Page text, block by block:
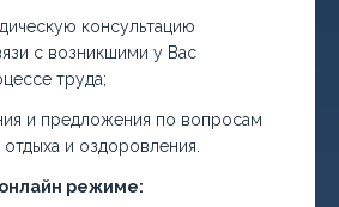
консультацию
с возникшими у Вас
труда;
и предложения по вопросам
отдыха и оздоровления.
режиме: